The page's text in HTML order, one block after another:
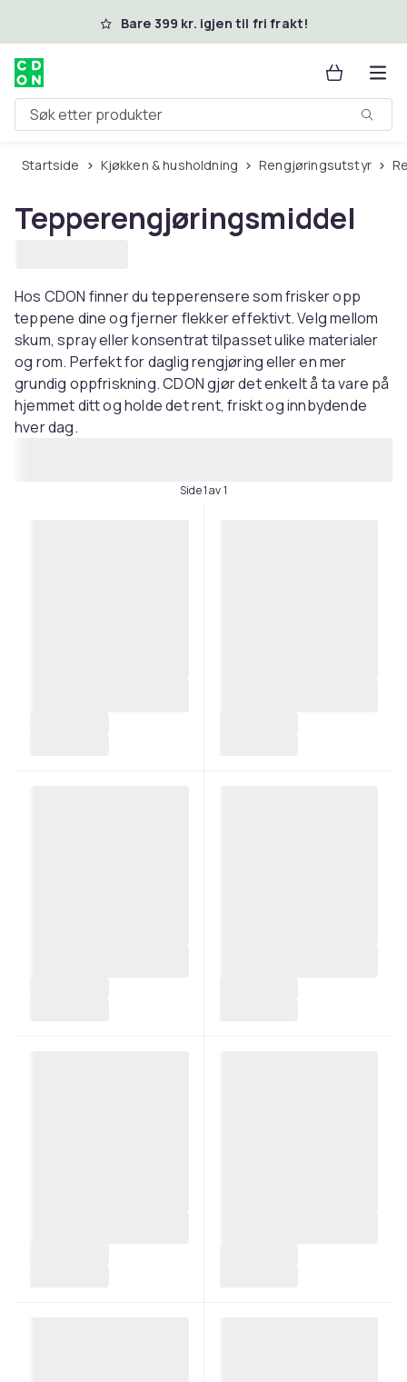
Hopp til hovedinnholdBare 399 kr. igjen til fri frakt!
Søk etter produkter
Startside Kjøkken & husholdning Rengjøringsutstyr
Tepperengjøringsmiddel
Hos CDON finner du tepperensere som frisker opp
teppene dine og fjerner flekker effektivt. Velg mellom
skum, spray eller konsentrat tilpasset ulike materialer
og rom. Perfekt for daglig rengjøring eller en mer
grundig oppfriskning. CDON gjør det enkelt å ta vare på
hjemmet ditt og holde det rent, friskt og innbydende
hver dag.
Side 1 av 1